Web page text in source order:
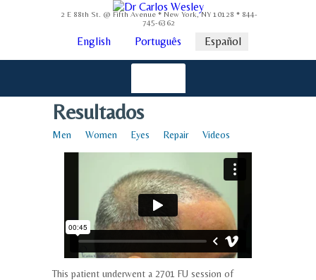
2 E 88th St. @ Fifth Avenue * New York, NY 10128 * 844-
745-6362
English Português Español
Resultados
Men Women Eyes Repair Videos
This patient underwent a 2701 FU session of